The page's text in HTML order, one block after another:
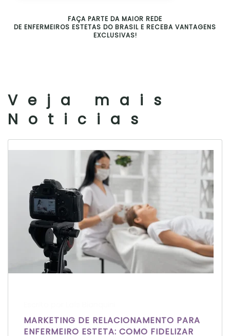
FAÇA PARTE DA MAIOR REDE
DE ENFERMEIROS ESTETAS DO BRASIL E RECEBA VANTAGENS
EXCLUSIVAS!
Veja mais
Noticias
MARKETING DE RELACIONAMENTO PARA
ENFERMEIRO ESTETA: COMO FIDELIZAR